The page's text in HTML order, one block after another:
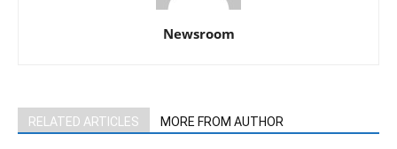
Newsroom
RELATED ARTICLES MORE FROM AUTHOR